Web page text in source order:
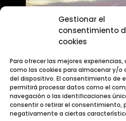
Gestionar el
consentimiento
cookies
Para ofrecer las mejores
como las cookies para almacenar y/o
del dispositivo. El consentimiento de
permitirá procesar datos como el
navegación o las identificaciones
consentir o retirar el consentimiento,
negativamente a ciertas
DETENIENDO EL
Un intenso cielo rosado
Madrid, con las siluetas de
edificio iluminado en primer